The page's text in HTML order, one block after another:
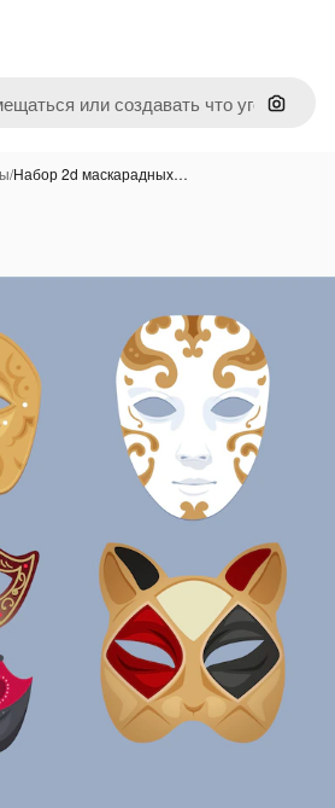
Поиск
/Набор 2d маскарадных…